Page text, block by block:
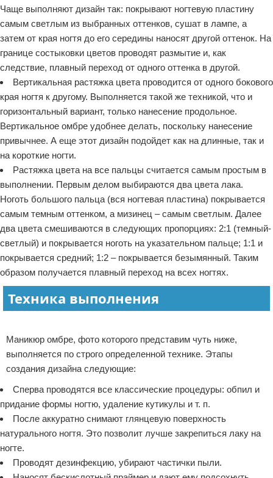
Чаще выполняют дизайн так: покрывают ногтевую пластину
самым светлым из выбранных оттенков, сушат в лампе, а
затем от края ногтя до его середины наносят другой оттенок. На
границе состыковки цветов проводят размытие и, как
следствие, плавный переход от одного оттенка в другой.
Вертикальная растяжка цвета проводится от одного бокового
края ногтя к другому. Выполняется такой же техникой, что и
горизонтальный вариант, только нанесение продольное.
Вертикальное омбре удобнее делать, поскольку нанесение
привычнее. А еще этот дизайн подойдет как на длинные, так и
на короткие ногти.
Растяжка цвета на все пальцы считается самым простым в
выполнении. Первым делом выбираются два цвета лака.
Ноготь большого пальца (вся ногтевая пластина) покрывается
самым темным оттенком, а мизинец – самым светлым. Далее
два цвета смешиваются в следующих пропорциях: 2:1 (темный-
светлый) и покрывается ноготь на указательном пальце; 1:1 и
покрывается средний; 1:2 – покрывается безымянный. Таким
образом получается плавный переход на всех ногтях.
Техника выполнения
Маникюр омбре, фото которого представим чуть ниже,
выполняется по строго определенной технике. Этапы
создания дизайна следующие:
Сперва проводятся все классические процедуры: обпил и
придание формы ногтю, удаление кутикулы и т. п.
После аккуратно снимают глянцевую поверхность
натурального ногтя. Это позволит лучше закрепиться лаку на
ногте.
Проводят дезинфекцию, убирают частички пыли.